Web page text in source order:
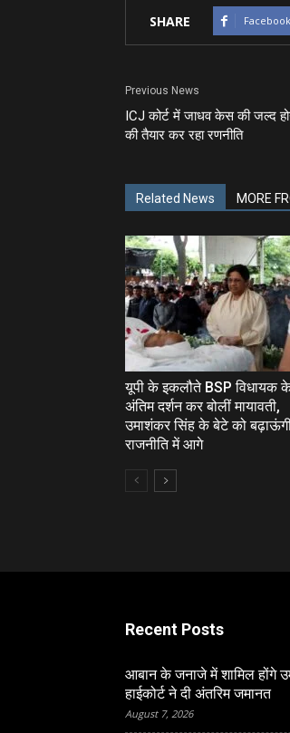
SHARE Facebook
Previous News
ICJ कोर्ट में जाधव केस की जल्‍द
की तैयार कर रहा रणनीति
Related News MORE
यूपी के इकलौते BSP विधायक
अंतिम दर्शन कर बोलीं मायावती,
उमाशंकर सिंह के बेटे को
राजनीति में आगे
Recent Posts
आबान के जनाजे में शामिल होंगे
हाईकोर्ट ने दी अंतरिम जमानत
August 7, 2026